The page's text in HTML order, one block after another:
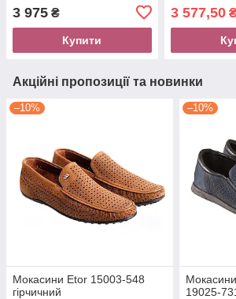
3 975 ₴
Купити
3 577,50
Акційні пропозиції та новинки
–10%
Мокасини Etor 15003-548
гірчичний
–10%
Мокасини
19025-